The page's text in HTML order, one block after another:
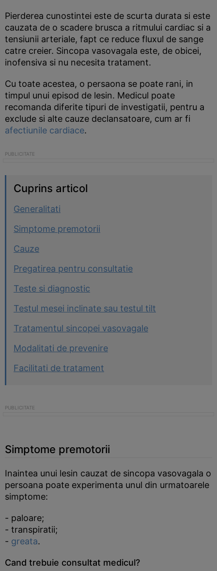
Pierderea cunostintei este de scurta durata si este
cauzata de o scadere brusca a ritmului cardiac si a
tensiunii arteriale, fapt ce reduce fluxul de sange
catre creier. Sincopa vasovagala este, de obicei,
inofensiva si nu necesita tratament.
Cu toate acestea, o persaona se poate rani, in
timpul unui episod de lesin. Medicul poate
recomanda diferite tipuri de investigatii, pentru a
exclude si alte cauze declansatoare, cum ar fi
afectiunile cardiace.
Cuprins articol
Generalitati
Simptome premotorii
Cauze
Pregatirea pentru consultatie
Teste si diagnostic
Testul mesei inclinate sau testul tilt
Tratamentul sincopei vasovagale
Modalitati de prevenire
Facilitati de tratament
Simptome premotorii
Inaintea unui lesin cauzat de sincopa vasovagala o
persoana poate experimenta unul din urmatoarele
simptome:
- paloare;
- transpiratii;
- greata.
Cand trebuie consultat medicul?